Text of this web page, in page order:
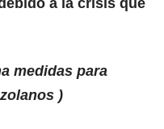
medidas para
)